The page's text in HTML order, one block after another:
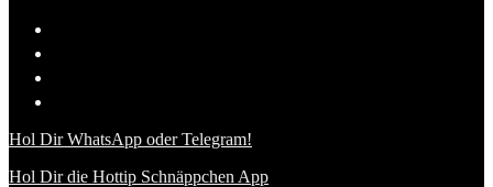
Hol Dir WhatsApp oder Telegram!
Hol Dir die Hottip Schnäppchen App